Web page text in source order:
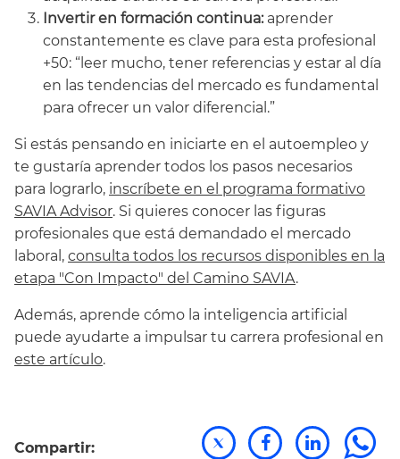
Invertir en formación continua:aprender
constantemente es clave para esta profesional
+50: “leer mucho, tener referencias y estar al día
en las tendencias del mercado es fundamental
para ofrecer un valor diferencial.”
Si estás pensando en iniciarte en el autoempleo y
te gustaría aprender todos los pasos necesarios
para lograrlo, inscríbete en el programa formativo
SAVIA Advisor. Si quieres conocer las figuras
profesionales que está demandado el mercado
laboral, consulta todos los recursos disponibles en la
etapa "Con Impacto" del Camino SAVIA.
Además, aprende c´´omo la inteligencia artificial
puede ayudarte a impulsar tu carrera profesional en
este artículo.
Compartir: